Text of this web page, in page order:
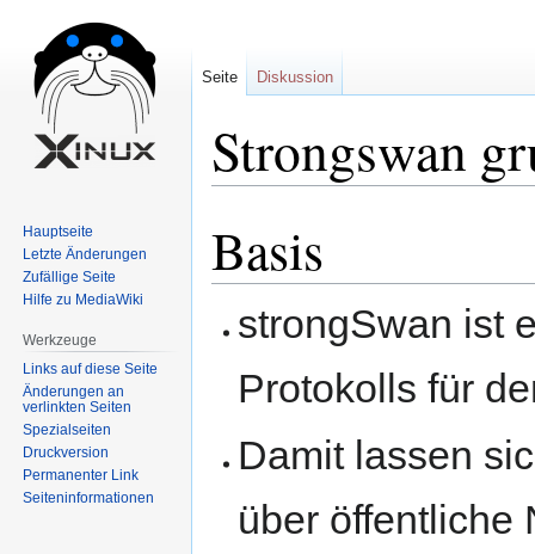
Strongswan
Navigation
springen
Suche
springen
Basis
strongSwan ist
Protokolls für
Damit lassen
über öffentliche
Seite Diskussion
Hauptseite
Letzte Änderungen
Zufällige Seite
Hilfe zu MediaWiki
Werkzeuge
Links auf diese Seite
Änderungen an
verlinkten Seiten
Spezialseiten
Druckversion
Permanenter Link
Seiten­informationen